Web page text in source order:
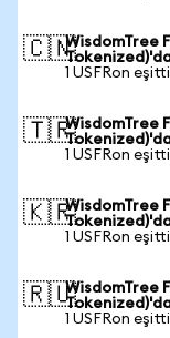
🇨🇳WisdomTree
1 USFRon
🇹🇷WisdomTree
1 USFRon
🇰🇷WisdomTree
1 USFRon
🇷🇺WisdomTree
1 USFRon